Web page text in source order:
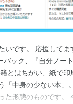
いです。 応援してま
ック、『自分ノー
とはちがい、紙で
「中身の少ない本」
た形態のものです